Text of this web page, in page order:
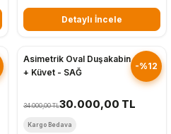
Detaylı İncele
-%12
Asimetrik Oval Duşakabin
+ Küvet - SAĞ
34.000,00 TL30.000,00 TL
Kargo Bedava